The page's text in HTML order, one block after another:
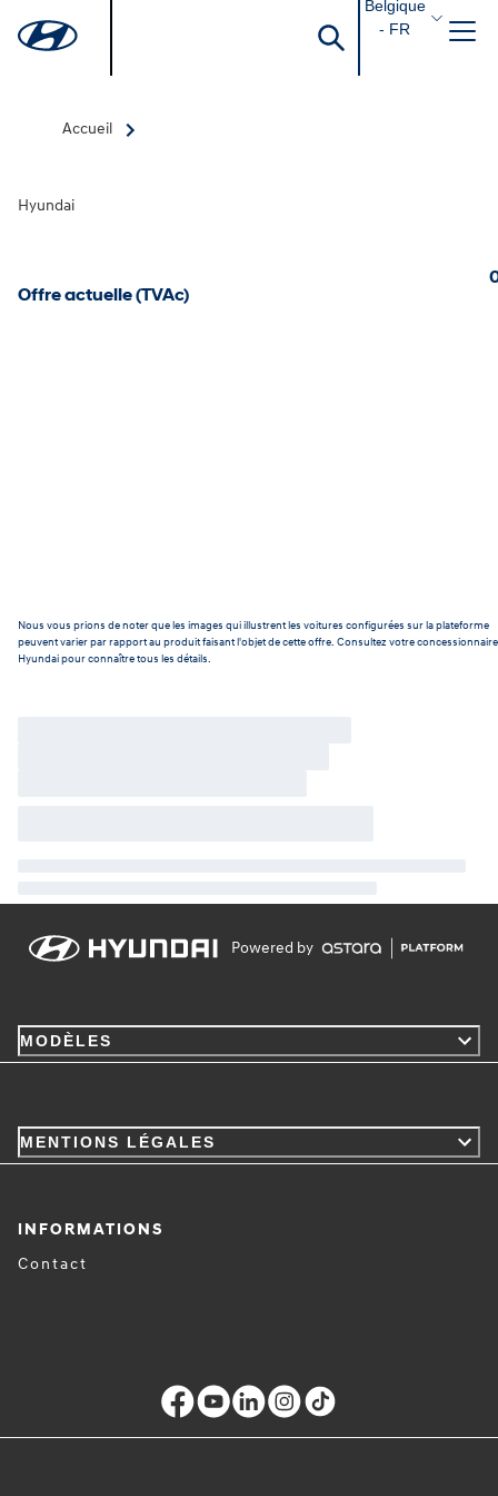
Belgique
- FR
Accueil
Hyundai
Offre actuelle (TVAc)
Nous vous prions de noter que les images qui illustrent les voitures configurées sur la plateforme
peuvent varier par rapport au produit faisant l'objet de cette offre. Consultez votre concessionnaire
Hyundai pour connaître tous les détails.
Powered by
MODÈLES
MENTIONS LÉGALES
INFORMATIONS
Contact